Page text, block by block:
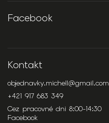
Facebook
Kontakt
objednavky.michell@gmail.com
+421 917 683 349
Cez pracovné dni 8:00-14:30
Facebook